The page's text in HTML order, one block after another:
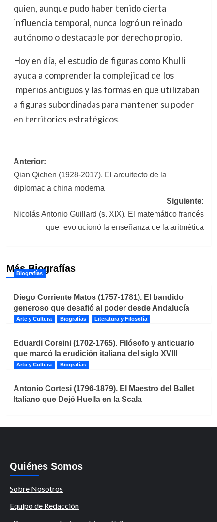
quien, aunque pudo haber tenido cierta
influencia temporal, nunca logró un reinado
autónomo o destacable por derecho propio.
Hoy en día, el estudio de figuras como Khulli
ayuda a comprender la complejidad de los
imperios antiguos y las formas en que utilizaban
a figuras subordinadas para mantener su poder
en territorios estratégicos.
Navegación
de
entradas
Anterior:
Qian Qichen (1928-2017). El arquitecto de la
diplomacia china moderna
Siguiente:
Nicolás Antonio Guillard (s. XIX). El matemático francés
que revolucionó la enseñanza de la aritmética
Más Biografías
Biografías
Diego Corriente Matos (1757-1781). El bandido
generoso que desafió al poder desde Andalucía
Arte y Cultura Biografías Literatura y Filosofía
Eduardi Corsini (1702-1765). Filósofo y anticuario
que marcó la erudición italiana del siglo XVIII
Arte y Cultura Biografías
Antonio Cortesi (1796-1879). El Maestro del Ballet
Italiano que Dejó Huella en la Scala
Quiénes Somos
Sobre Nosotros
Equipo de Redacción